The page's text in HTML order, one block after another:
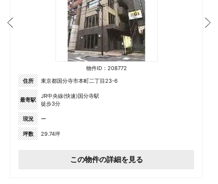
物件ID：208772
住所
東京都国分寺市本町二丁目23-6
最寄駅
JR中央線(快速)国分寺駅
徒歩3分
現況 ー
坪数 29.74坪
この物件の詳細を見る